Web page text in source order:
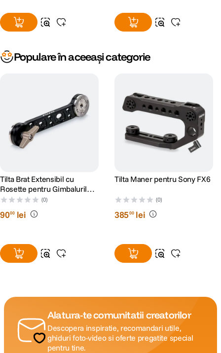
Populare în aceeași categorie
Tilta Brat Extensibil cu
Rosette pentru Gimbalurile
DJI
(0)
9000 lei
Tilta Maner pentru Sony FX6
(0)
38500 lei
Alatura-te comunitatii creatorilor
Descopera inspiratie, recomandari utile,
ghiduri foto-video si oferte pregatite special
pentru tine.